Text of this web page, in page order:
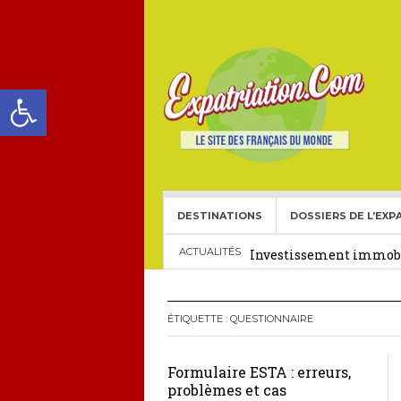
Ouvrir la barre d’outils
DESTINATIONS DOSSIERS DE
ACTUALITÉS
Choisir une école
Investissement
Crédit Immobilier pour
Le visa américain Gold
Héritage pour Français
ÉTIQUETTE : QUESTIONNAIRE
Formulaire ESTA : erreurs,
problèmes et cas